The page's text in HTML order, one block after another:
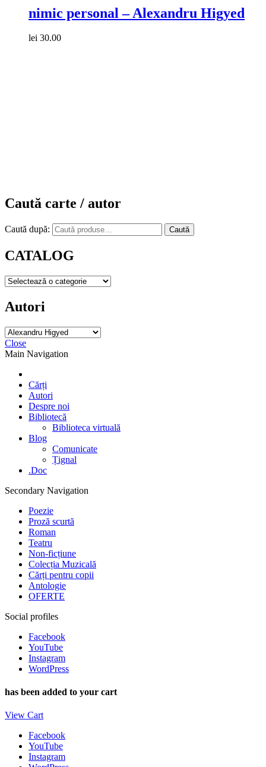
nimic personal – Alexandru Higyed
lei 30.00
Caută carte / autor
Caută după: Caută
CATALOG
Autori
Close
Main Navigation
Cărți
Autori
Despre noi
Bibliotecă
Biblioteca virtuală
Blog
Comunicate
Țignal
.Doc
Secondary Navigation
Poezie
Proză scurtă
Roman
Teatru
Non-ficțiune
Colecția Muzicală
Cărți pentru copii
Antologie
OFERTE
Social profiles
Facebook
YouTube
Instagram
WordPress
has been added to your cart
View Cart
Facebook
YouTube
Instagram